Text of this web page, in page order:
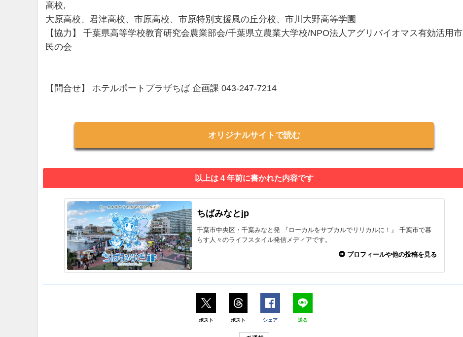
高校,
大原高校、君津高校、市原高校、市原特別支援風の丘分校、市川大野高等学園
【協力】 千葉県高等学校教育研究会農業部会/千葉県立農業大学校/NPO法人アグリバイオマス有効活用市
民の会
【問合せ】 ホテルポートプラザちば 企画課 043-247-7214
オリジナルサイトで読む
以上は 4 年前に書かれた内容です
ちばみなとjp
千葉市中央区・千葉みなと発 『ローカルをサブカルでリリカルに！』 千葉市で暮
らす人々のライフスタイル発信メディアです。
プロフィールや他の投稿を見る
ポスト ポスト シェア 送る